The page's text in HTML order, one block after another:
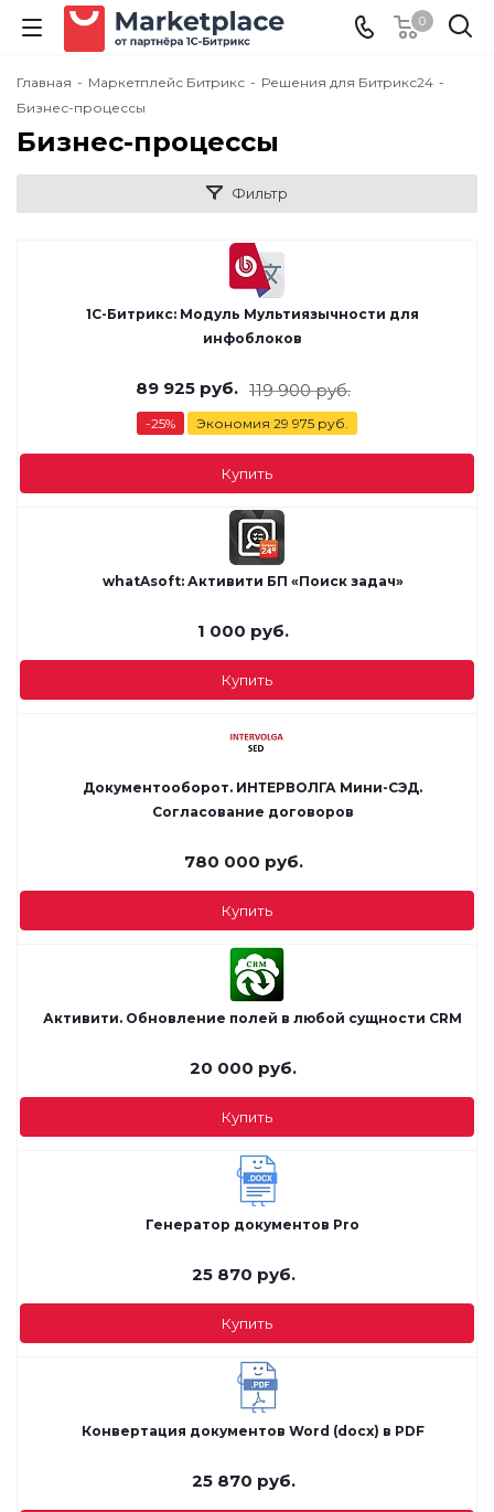
0
Главная - Маркетплейс Битрикс - Решения для Битрикс24 -
Бизнес-процессы
Бизнес-процессы
Фильтр
1С-Битрикс: Модуль Мультиязычности для
инфоблоков
89 925 руб. 119 900руб.
-25% Экономия 29 975 руб.
Купить
whatAsoft: Активити БП «Поиск задач»
1 000 руб.
Купить
Документооборот. ИНТЕРВОЛГА Мини-СЭД.
Согласование договоров
780 000 руб.
Купить
Активити. Обновление полей в любой сущности CRM
20 000 руб.
Купить
Генератор документов Pro
25 870 руб.
Купить
Конвертация документов Word (docx) в PDF
25 870 руб.